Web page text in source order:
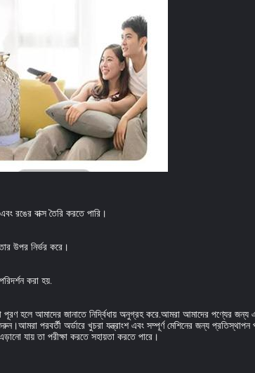
বাক্স তৈরি করতে পারি।
উপর নির্ভর করে।
করা হয়.
হলে আমাদের জানাতে নির্দ্বিধায় অনুগ্রহ করে.আমরা আমাদের পণ্যের জন্য
পরবর্তী অর্ডারে খুচরা যন্ত্রাংশ এবং সম্পূর্ণ মেশিনের জন্য
যায় তা পরীক্ষা করতে সহায়তা করতে পারে।